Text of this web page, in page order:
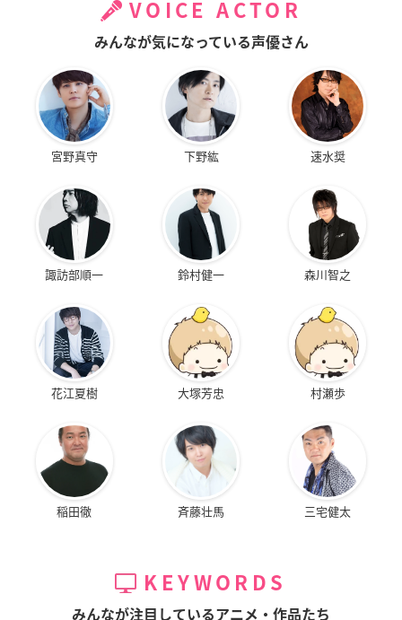
VOICE ACTOR
みんなが気になっている声優さん
宮野真守 下野紘 速水奨
諏訪部順一 鈴村健一 森川智之
花江夏樹 大塚芳忠 村瀬歩
稲田徹 斉藤壮馬 三宅健太
KEYWORDS
みんなが注目しているアニメ・作品たち